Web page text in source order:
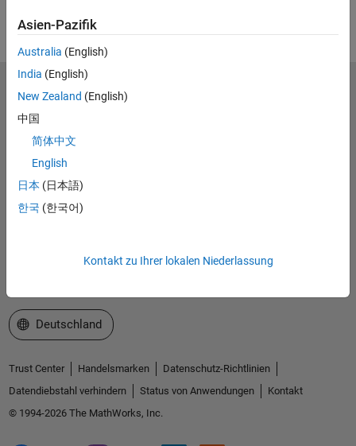
Asien-Pazifik
Australia (English)
India (English)
New Zealand (English)
中国
简体中文
English
日本 (日本語)
한국 (한국어)
Kontakt zu Ihrer lokalen Niederlassung
MathWorks
Accelerating the pace of engineering and science
Produkte
Testen oder Kaufen
Lernen
Website auswählen
Deutschland
Trust Center Handelsmarken
Datenschutz-Richtlinien
Datendiebstahl verhindern
Status von Anwendungen
Kontakt
© 1994-2026 The MathWorks, Inc.